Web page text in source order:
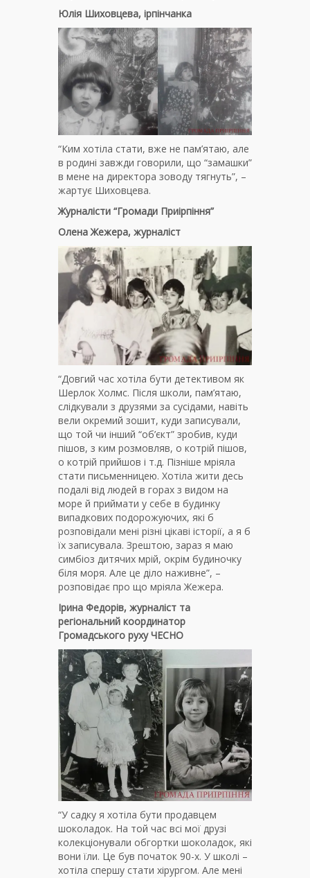
Юлія Шиховцева, ірпінчанка
“Ким хотіла стати, вже не пам’ятаю, але
в родині завжди говорили, що “замашки”
в мене на директора зоводу тягнуть”, –
жартує Шиховцева.
Журналісти “Громади Приірпіння”
Олена Жежера, журналіст
“Довгий час хотіла бути детективом як
Шерлок Холмс. Після школи, пам’ятаю,
слідкували з друзями за сусідами, навіть
вели окремий зошит, куди записували,
що той чи інший “об’єкт” зробив, куди
пішов, з ким розмовляв, о котрій пішов,
о котрій прийшов і т.д. Пізніше мріяла
стати письменницею. Хотіла жити десь
подалі від людей в горах з видом на
море й приймати у себе в будинку
випадкових подорожуючих, які б
розповідали мені різні цікаві історії, а я б
їх записувала. Зрештою, зараз я маю
симбіоз дитячих мрій, окрім будиночку
біля моря. Але це діло наживне”, –
розповідає про що мріяла Жежера.
Ірина Федорів, журналіст та
регіональний координатор
Громадського руху ЧЕСНО
“У садку я хотіла бути продавцем
шоколадок. На той час всі мої друзі
колекціонували обгортки шоколадок, які
вони їли. Це був початок 90-х. У школі –
хотіла спершу стати хірургом. Але мені